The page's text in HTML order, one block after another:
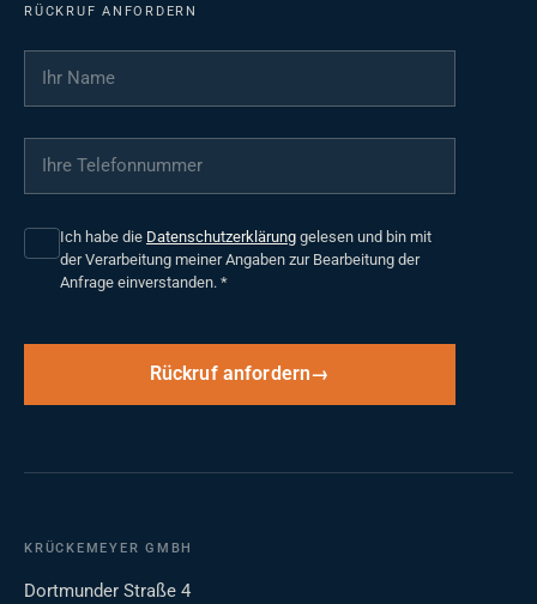
RÜCKRUF ANFORDERN
Ihr Name
Ihre Telefonnummer
Ich habe die Datenschutzerklärung gelesen und bin mit
der Verarbeitung meiner Angaben zur Bearbeitung der
Anfrage einverstanden. *
Rückruf anfordern
KRÜCKEMEYER GMBH
Dortmunder Straße 4